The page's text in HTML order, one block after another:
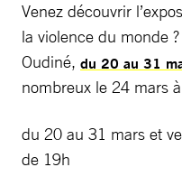
Venez découvrir
la violence du monde
Oudiné, du 20 au 31
nombreux le 24 mars
du 20 au 31 mars et
de 19h